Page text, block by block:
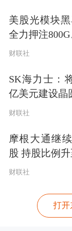
美股光模块
全力押注
财联社
SK海力士：
亿美元建设晶
财联社
摩根大通继
股 持股比例升
财联社
打开